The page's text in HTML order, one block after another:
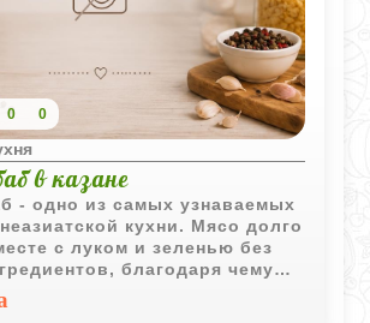
0 0
в казане
- одно из самых узнаваемых
кухни. Мясо долго
с луком и зеленью без
благодаря чему
мягким, сочным и
ароматами.